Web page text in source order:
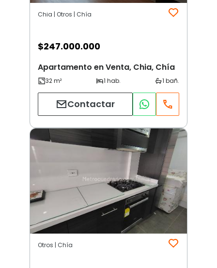
Chia | Otros | Chía
$247.000.000
Apartamento en Venta, Chia, Chía
Contactar
Otros | Chía